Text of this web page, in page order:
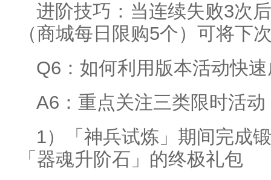
进阶技巧：当连续失败3次
（商城每日限购5个）可将下
Q6：如何利用版本活动快
A6：重点关注三类限时活动
1）「神兵试炼」期间完成
「器魂升阶石」的终极礼包